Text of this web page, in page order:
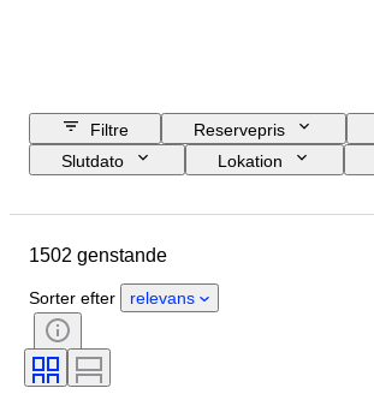
Filtre Reservepris
Slutdato
Lokation
Emne
Sprog
Objektivmontering
Mikroskoptype
Teleskoptype
1502 genstande
Sorter efter relevans